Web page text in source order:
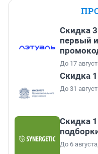
Скидка
первый
До 17
Скидка
До 31
Скидка
До 6